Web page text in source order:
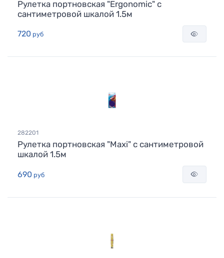
Рулетка портновская "Ergonomic" с
сантиметровой шкалой 1.5м
720 руб
282201
Рулетка портновская "Maxi" с сантиметровой
шкалой 1.5м
690 руб